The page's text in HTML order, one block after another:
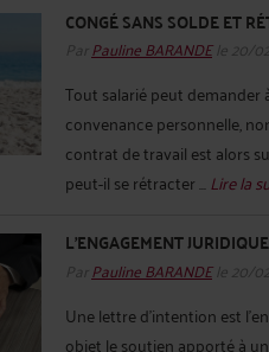
CONGÉ SANS SOLDE ET
Par Pauline BARANDEle 20/
Tout salarié peut demander
convenance personnelle,
contrat de travail est alors
peut-il se rétracter ...Lire la
L’ENGAGEMENT
Par Pauline BARANDEle 20/
Une lettre d’intention est
objet le soutien apporté à